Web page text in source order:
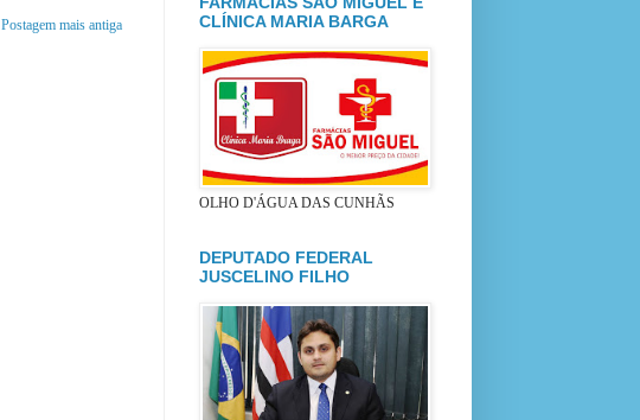
Postagem mais antiga
CLÍNICA MARIA BARGA
OLHO D'ÁGUA DAS CUNHÃS
DEPUTADO FEDERAL
JUSCELINO FILHO